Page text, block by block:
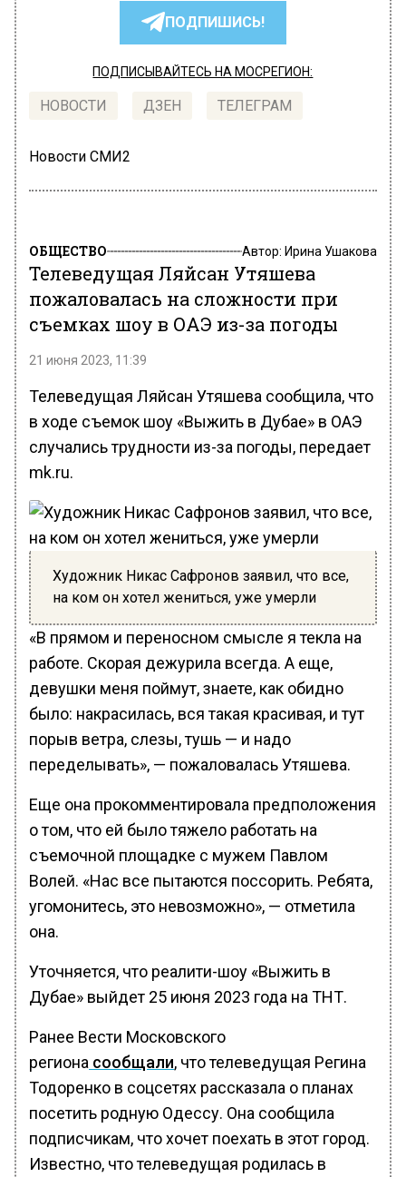
ПОДПИШИСЬ!
ПОДПИСЫВАЙТЕСЬ НА МОСРЕГИОН:
НОВОСТИ ДЗЕН ТЕЛЕГРАМ
Новости СМИ2
ОБЩЕСТВО Автор: Ирина Ушакова
Телеведущая Ляйсан Утяшева
пожаловалась на сложности при
съемках шоу в ОАЭ из-за погоды
21 июня 2023, 11:39
Телеведущая Ляйсан Утяшева сообщила, что
в ходе съемок шоу «Выжить в Дубае» в ОАЭ
случались трудности из-за погоды, передает
mk.ru.
Художник Никас Сафронов заявил, что все,
на ком он хотел жениться, уже умерли
«В прямом и переносном смысле я текла на
работе. Скорая дежурила всегда. А еще,
девушки меня поймут, знаете, как обидно
было: накрасилась, вся такая красивая, и тут
порыв ветра, слезы, тушь — и надо
переделывать», — пожаловалась Утяшева.
Еще она прокомментировала предположения
о том, что ей было тяжело работать на
съемочной площадке с мужем Павлом
Волей. «Нас все пытаются поссорить. Ребята,
угомонитесь, это невозможно», — отметила
она.
Уточняется, что реалити-шоу «Выжить в
Дубае» выйдет 25 июня 2023 года на ТНТ.
Ранее Вести Московского
региона сообщали, что телеведущая Регина
Тодоренко в соцсетях рассказала о планах
посетить родную Одессу. Она сообщила
подписчикам, что хочет поехать в этот город.
Известно, что телеведущая родилась в